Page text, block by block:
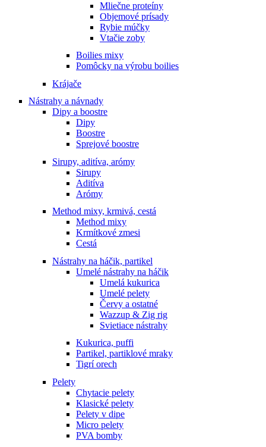
Mliečne proteíny
Objemové prísady
Rybie múčky
Vtačie zoby
Boilies mixy
Pomôcky na výrobu boilies
Krájače
Nástrahy a návnady
Dipy a boostre
Dipy
Boostre
Sprejové boostre
Sirupy, aditíva, arómy
Sirupy
Aditíva
Arómy
Method mixy, krmivá, cestá
Method mixy
Krmítkové zmesi
Cestá
Nástrahy na háčik, partikel
Umelé nástrahy na háčik
Umelá kukurica
Umelé pelety
Červy a ostatné
Wazzup & Zig rig
Svietiace nástrahy
Kukurica, puffi
Partikel, partiklové mraky
Tigrí orech
Pelety
Chytacie pelety
Klasické pelety
Pelety v dipe
Micro pelety
PVA bomby